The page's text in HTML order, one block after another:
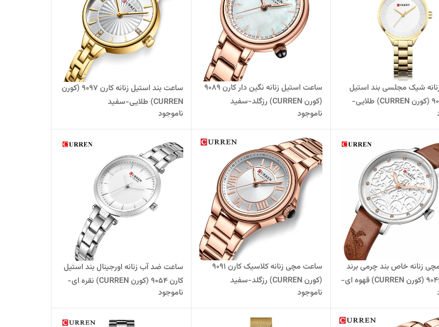
شیک مجلسی بند استیل
کارن 9015 (کورن CURREN) طلایی-
ساعت استیل زنانه نگین دار کارن 9089
(کورن CURREN) رزگلد-سفید
ناموجود
ساعت بند استیل زنانه کارن 9097 (کورن
CURREN) طلایی-سفید
ناموجود
زنانه خاص بند چرمی برند
کارن 9046L (کورن CURREN) قهوه ای-
ساعت مچی زنانه کلاسیک کارن 9091
(کورن CURREN) رزگلد-سفید
ناموجود
ساعت ضد آب زنانه اورجینال بند استیل
کارن 9054 (کورن CURREN) نقره ای-
سفید
ناموجود